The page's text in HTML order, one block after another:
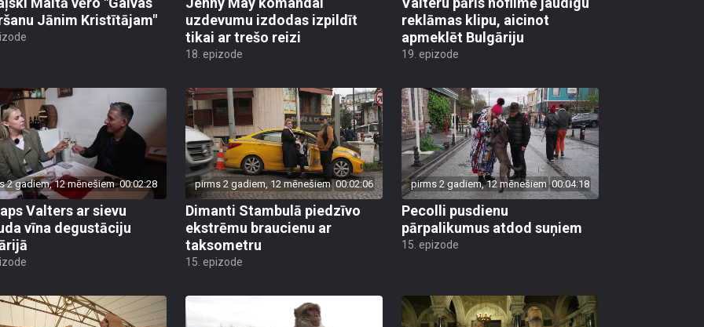
Jānim Kristītājam"
uzdevumu izdodas izpildīt
tikai ar trešo reizi
18. epizode
reklāmas klipu, aicinot
apmeklēt Bulgāriju
19. epizode
2 gadiem, 12 mēnešiem 00:02:28
Valters ar sievu
vīna degustāciju
pirms 2 gadiem, 12 mēnešiem 00:02:06
Dimanti Stambulā piedzīvo
ekstrēmu braucienu ar
taksometru
15. epizode
pirms 2 gadiem, 12 mēnešiem 00:04:18
Pecolli pusdienu
pārpalikumus atdod suņiem
15. epizode